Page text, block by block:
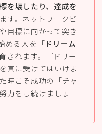
を壊したり、達成を
す。ネットワークビ
目標に向かって突き
める人を「ドリーム
されます。『ドリー
真に受けてはいけま
時こそ成功の「チャ
力をし続けましょ